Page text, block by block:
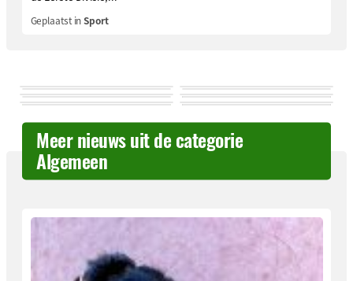
Geplaatst inSport
Meer nieuws uit de categorie
Algemeen